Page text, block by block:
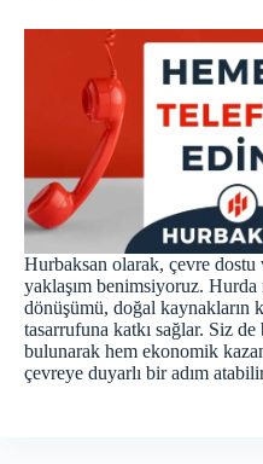
Hurbaksan olarak, çevre
yaklaşım benimsiyoruz.
dönüşümü, doğal kaynakların
tasarrufuna katkı sağlar. Siz de
bulunarak hem ekonomik
çevreye duyarlı bir adım